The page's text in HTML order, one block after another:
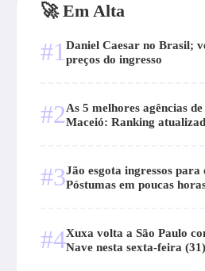
🚀 Em Alta
#1 Daniel Caesar no Brasil;
preços do ingresso
#2As 5 melhores agências
Maceió: Ranking
#3Jão esgota ingressos
Póstumas em poucas
#4Xuxa volta a São Paulo
Nave nesta sexta-feira (31)